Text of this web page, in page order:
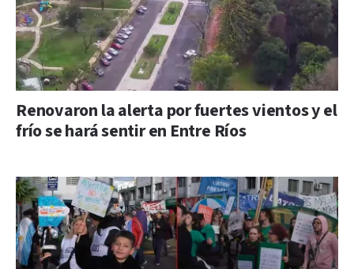
Renovaron la alerta por fuertes vientos y el
frío se hará sentir en Entre Ríos